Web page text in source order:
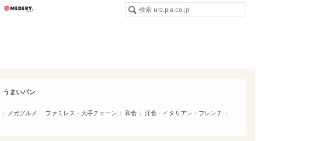
うまい肉
うまいパン
メガグルメ ファミレス・大手チェーン 和食
洋食・イタリアン・フレンチ